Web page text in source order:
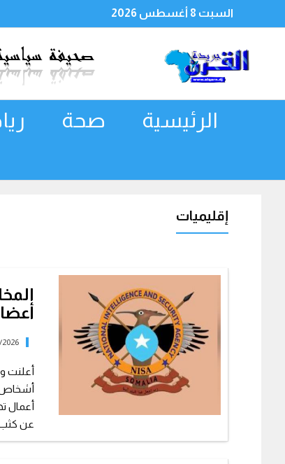
السبت 8 أغسطس 2026
الرئيسية صحة
إقليميات
2026
أعلنت
أشخاص
أعمال
عن